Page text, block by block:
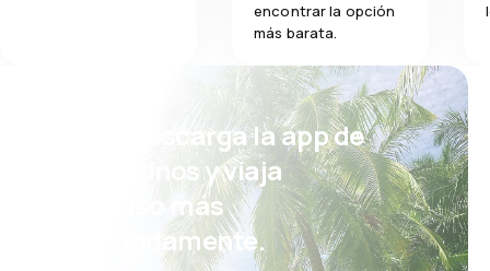
encontrar la opción
más barata.
¡Eh! Descarga la app de
eDestinos y viaja
incluso más
cómodamente.